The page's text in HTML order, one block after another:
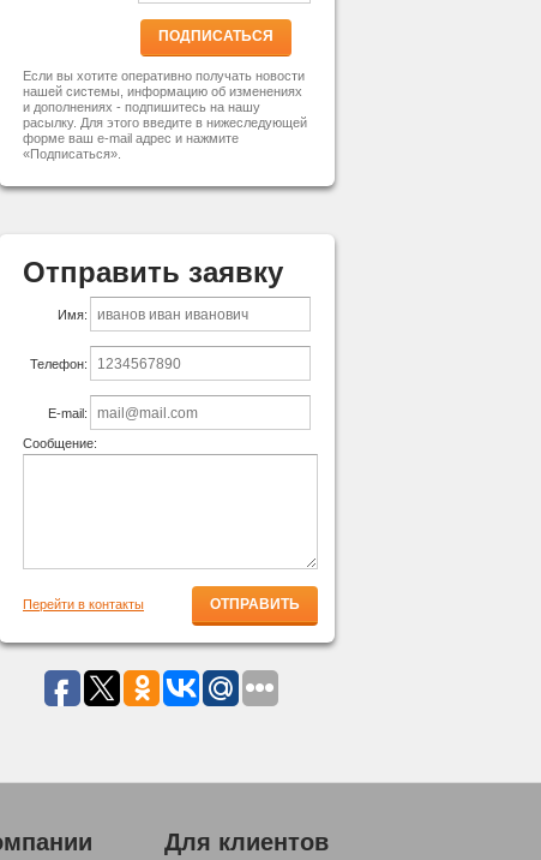
ПОДПИСАТЬСЯ
Если вы хотите оперативно получать новости
нашей системы, информацию об изменениях
и дополнениях - подпишитесь на нашу
расылку. Для этого введите в нижеследующей
форме ваш e-mail адрес и нажмите
«Подписаться».
Отправить заявку
Имя:
Телефон:
E-mail:
Сообщение:
Перейти в контакты
Для клиентов